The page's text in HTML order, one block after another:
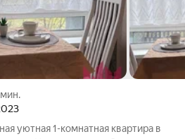
уютная 1-комнатная квартира в